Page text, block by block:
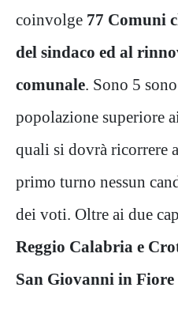
coinvolge 77 Comuni
del sindaco ed al
comunale. Sono 5
popolazione superiore
quali si dovrà ricorrere
primo turno nessun
dei voti. Oltre ai due
Reggio Calabria e
San Giovanni in